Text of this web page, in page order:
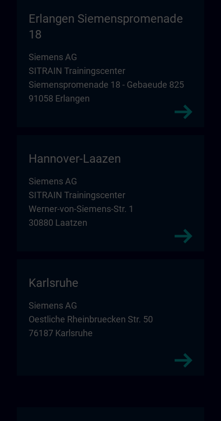
Erlangen Siemenspromenade
18
Siemens AG
SITRAIN Trainingscenter
Siemenspromenade 18 - Gebaeude 825
91058 Erlangen
Hannover-Laazen
Siemens AG
SITRAIN Trainingscenter
Werner-von-Siemens-Str. 1
30880 Laatzen
Karlsruhe
Siemens AG
Oestliche Rheinbruecken Str. 50
76187 Karlsruhe